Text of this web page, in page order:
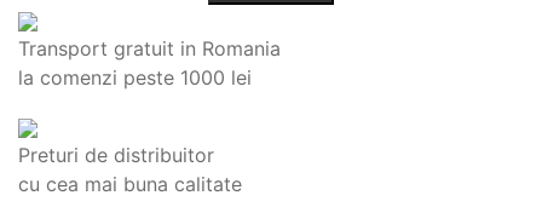
Transport gratuit in Romania
la comenzi peste 1000 lei
Preturi de distribuitor
cu cea mai buna calitate